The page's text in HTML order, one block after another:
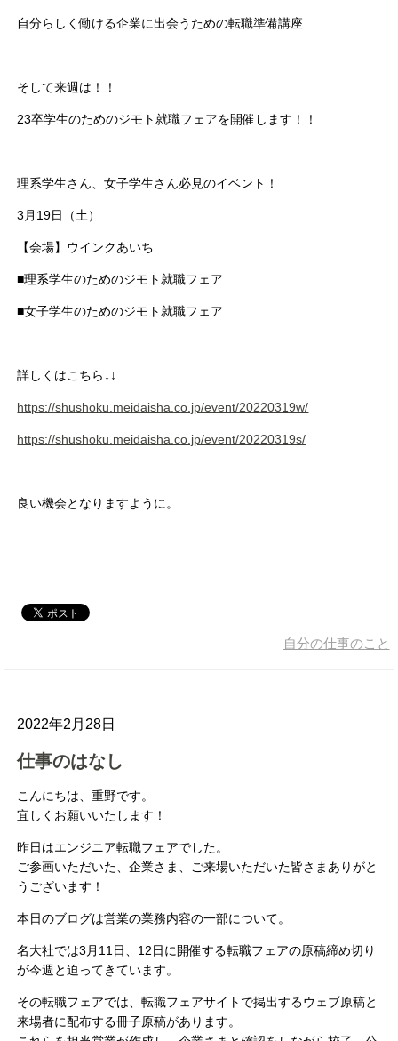
自分らしく働ける企業に出会うための転職準備講座
そして来週は！！
23卒学生のためのジモト就職フェアを開催します！！
理系学生さん、女子学生さん必見のイベント！
3月19日（土）
【会場】ウインクあいち
■理系学生のためのジモト就職フェア
■女子学生のためのジモト就職フェア
詳しくはこちら↓↓
https://shushoku.meidaisha.co.jp/event/20220319w/
https://shushoku.meidaisha.co.jp/event/20220319s/
良い機会となりますように。
自分の仕事のこと
2022年2月28日
仕事のはなし
こんにちは、重野です。
宜しくお願いいたします！
昨日はエンジニア転職フェアでした。
ご参画いただいた、企業さま、ご来場いただいた皆さまありがと
うございます！
本日のブログは営業の業務内容の一部について。
名大社では3月11日、12日に開催する転職フェアの原稿締め切り
が今週と迫ってきています。
その転職フェアでは、転職フェアサイトで掲出するウェブ原稿と
来場者に配布する冊子原稿があります。